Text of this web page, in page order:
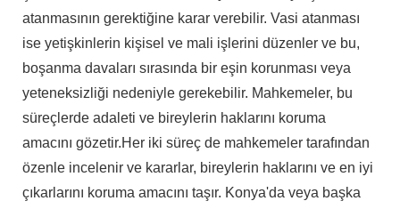
atanmasının gerektiğine karar verebilir. Vasi atanması
ise yetişkinlerin kişisel ve mali işlerini düzenler ve bu,
boşanma davaları sırasında bir eşin korunması veya
yeteneksizliği nedeniyle gerekebilir. Mahkemeler, bu
süreçlerde adaleti ve bireylerin haklarını koruma
amacını gözetir.Her iki süreç de mahkemeler tarafından
özenle incelenir ve kararlar, bireylerin haklarını ve en iyi
çıkarlarını koruma amacını taşır. Konya'da veya başka